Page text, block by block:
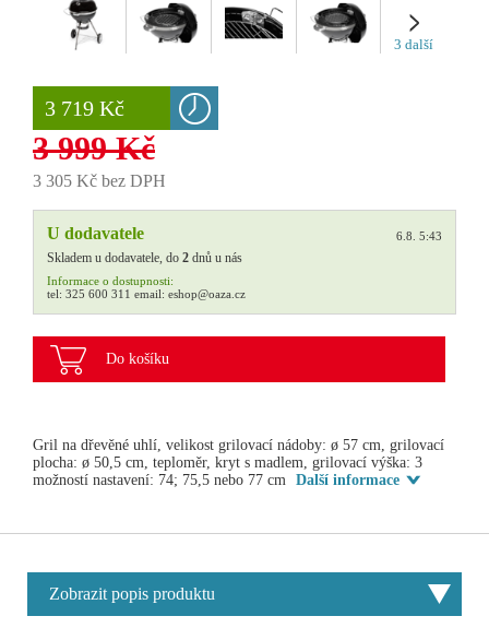
3 další
3 719 Kč
3 999 Kč
3 305 Kč bez DPH
U dodavatele 6.8. 5:43
Skladem u dodavatele, do 2 dnů u nás
Informace o dostupnosti:
tel: 325 600 311 email: eshop@oaza.cz
Do košíku
Gril na dřevěné uhlí, velikost grilovací nádoby: ø 57 cm, grilovací
plocha: ø 50,5 cm, teploměr, kryt s madlem, grilovací výška: 3
možností nastavení: 74; 75,5 nebo 77 cm Další informace
Zobrazit popis produktu